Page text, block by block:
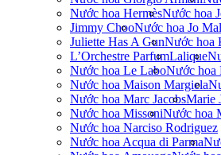
Nước hoa HermèsNước hoa
Jimmy ChooNước hoa Jo
Juliette Has A GunNước hoa
L’Orchestre ParfumLalique
Nước hoa Le LaboNước hoa
Nước hoa Maison Margiela
Nước hoa Marc JacobsMarie
Nước hoa MissoniNước hoa
Nước hoa Narciso Rodriguez
Nước hoa Acqua di Parma